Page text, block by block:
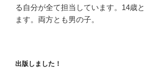
る自分が全て担当しています。14歳
ます。両方とも男の子。
出版しました！